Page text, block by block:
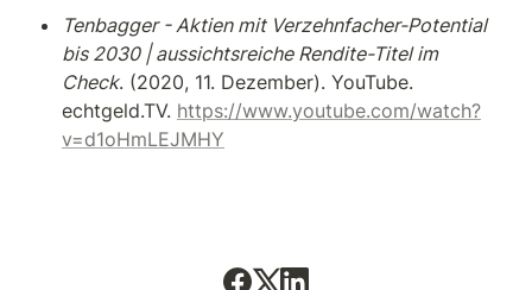
Tenbagger - Aktien mit Verzehnfacher-Potential
bis 2030 | aussichtsreiche Rendite-Titel im
Check. (2020, 11. Dezember). YouTube.
echtgeld.TV. https://www.youtube.com/watch?
v=d1oHmLEJMHY